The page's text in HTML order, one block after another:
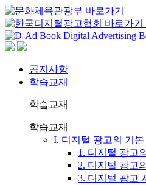
공지사항
학습교재
학습교재
학습교재
I. 디지털 광고의 기본
1. 디지털 광고
2. 디지털 광고
3. 디지털 광고